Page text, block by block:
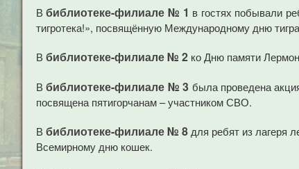
Вбиблиотеке-филиале № 1 в гостях побывали
тигротека!», посвящённую Международному дню
Вбиблиотеке-филиале № 2 ко Дню памяти
Вбиблиотеке-филиале № 3 была проведена
посвящена пятигорчанам – участником СВО.
Вбиблиотеке-филиале № 8 для ребят из лагеря
Всемирному дню кошек.